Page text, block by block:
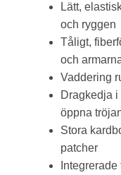
Lätt,
och ryggen
Tåligt,
och
Vaddering
Dragkedja
öppna
Stora
patcher